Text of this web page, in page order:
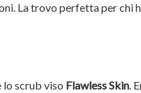
La trovo perfetta per chi
lo scrub viso Flawless Skin.